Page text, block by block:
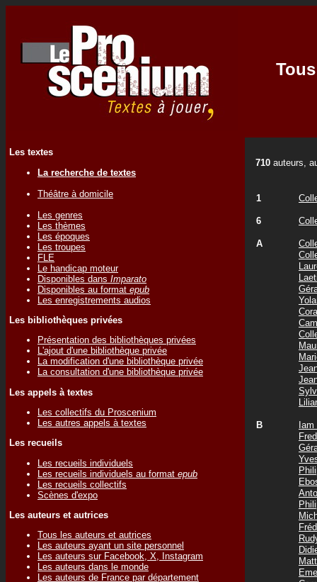
Les textes
La recherche de textes
Théâtre à domicile
Les genres
Les thèmes
Les époques
Les troupes
FLE
Le handicap moteur
Disponibles dans Imparato
Disponibles au format epub
Les enregistrements audios
Les bibliothèques privées
Présentation des bibliothèques privées
L'ajout d'une bibliothèque privée
La modification d'une bibliothèque privée
La consultation d'une bibliothèque privée
Les appels à textes
Les collectifs du Proscenium
Les autres appels à textes
Les recueils
Les recueils individuels
Les recueils individuels au format epub
Les recueils collectifs
Scènes d'expo
Les auteurs et autrices
Tous les auteurs et autrices
Les auteurs ayant un site personnel
Les auteurs sur Facebook, X, Instagram
Les auteurs dans le monde
Les auteurs de France par département
710 auteurs,
1
6
A
B
Iam